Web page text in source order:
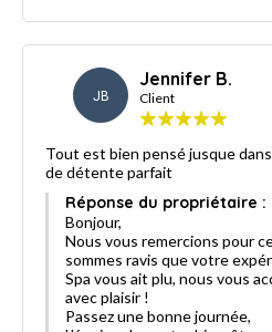
JB
Jennifer B.
Client
Tout est bien pensé jusque
de détente parfait
Réponse du propriétaire :
Bonjour,
Nous vous remercions pour
sommes ravis que votre
Spa vous ait plu, nous vous
avec plaisir !
Passez une bonne journée,